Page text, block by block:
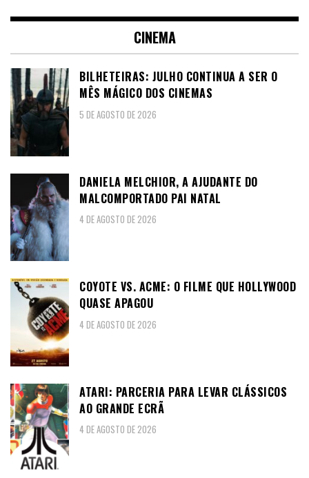
CINEMA
BILHETEIRAS: JULHO CONTINUA A SER O
MÊS MÁGICO DOS CINEMAS
5 DE AGOSTO DE 2026
DANIELA MELCHIOR, A AJUDANTE DO
MALCOMPORTADO PAI NATAL
4 DE AGOSTO DE 2026
COYOTE VS. ACME: O FILME QUE HOLLYWOOD
QUASE APAGOU
4 DE AGOSTO DE 2026
ATARI: PARCERIA PARA LEVAR CLÁSSICOS
AO GRANDE ECRÃ
4 DE AGOSTO DE 2026